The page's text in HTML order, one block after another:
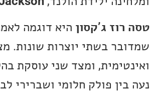
טסה רוז ג’קסון היא דוגמה
שמדובר בשתי יוצרות שונות.
ואינטימית, ומצד שני עוסקת
נעה בין פולק חלומי ושברירי